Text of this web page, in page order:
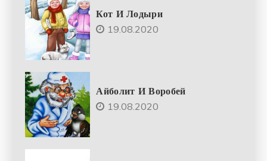
Кот И Лодыри
19.08.2020
Айболит И Воробей
19.08.2020